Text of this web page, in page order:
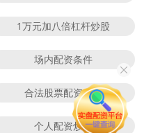
1万元加八倍杠杆炒股
场内配资条件
合法股票配资公司
个人配资炒股